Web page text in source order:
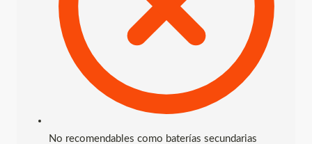
No recomendables como baterías secundarias